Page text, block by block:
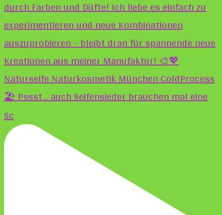
🏖️ Pssst... auch Seifensieder brauchen mal eine
Sc